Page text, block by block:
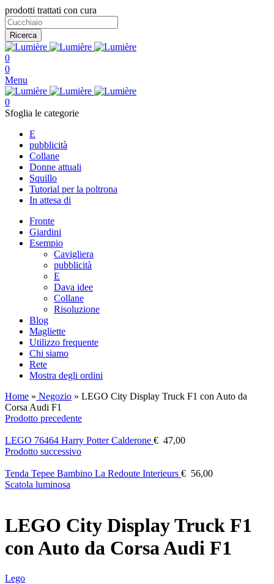
prodotti trattati con cura
Ricerca
0
0
Menu
0
Sfoglia le categorie
E
pubblicità
Collane
Donne attuali
Squillo
Tutorial per la poltrona
In attesa di
Fronte
Giardini
Esempio
Cavigliera
pubblicità
E
Dava idee
Collane
Risoluzione
Blog
Magliette
Utilizzo frequente
Chi siamo
Rete
Mostra degli ordini
Home » Negozio » LEGO City Display Truck F1 con Auto da
Corsa Audi F1
Prodotto precedente
LEGO 76464 Harry Potter Calderone € 47,00
Prodotto successivo
Tenda Tepee Bambino La Redoute Interieurs € 56,00
Scatola luminosa
LEGO City Display Truck F1
con Auto da Corsa Audi F1
Lego